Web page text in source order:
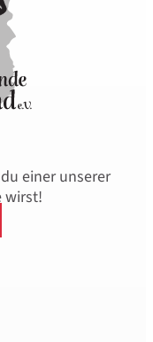
einer unserer
wirst!